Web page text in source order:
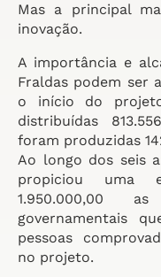
Mas a principal
inovação.
A importância e
Fraldas podem ser
o início do
distribuídas
foram produzidas
Ao longo dos seis
propiciou uma
1.950.000,00
governamentais
pessoas
no projeto.